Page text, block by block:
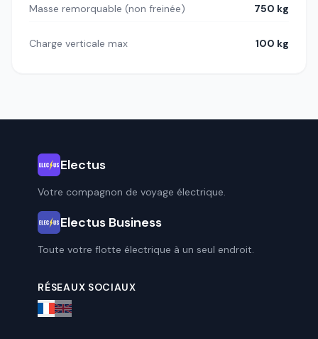
Masse remorquable (non freinée) 750 kg
Charge verticale max 100 kg
Electus
Votre compagnon de voyage électrique.
Electus Business
Toute votre flotte électrique à un seul endroit.
RÉSEAUX SOCIAUX